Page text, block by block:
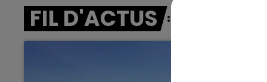
5h00 - 6h00
LE BEST OF DE LA FAMILLE
CHAMPAGNE FM
FIL D'ACTUS